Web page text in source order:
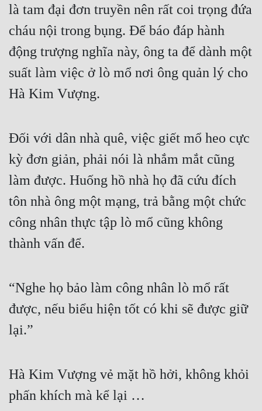
Khoa Huyễn Không Gian
Kiếm Hiệp
Kỳ Ảo
Linh Dị
Làm Giàu
Lịch Sử
Mưu Mô
Ngôn Tình
Nữ Phụ
Phong Thủy - Tâm Linh
là tam đại đơn truyền nên rất coi trọng đứa
cháu nội trong bụng. Để báo đáp hành
động trượng nghĩa này, ông ta để dành một
suất làm việc ở lò mổ nơi ông quản lý cho
Hà Kim Vượng.
Đối với dân nhà quê, việc giết mổ heo cực
kỳ đơn giản, phải nói là nhắm mắt cũng
làm được. Huống hồ nhà họ đã cứu đích
tôn nhà ông một mạng, trả bằng một chức
công nhân thực tập lò mổ cũng không
thành vấn để.
“Nghe họ bảo làm công nhân lò mổ rất
được, nếu biểu hiện tốt có khi sẽ được giữ
lại.”
Hà Kim Vượng vẻ mặt hồ hởi, không khỏi
phấn khích mà kể lại …